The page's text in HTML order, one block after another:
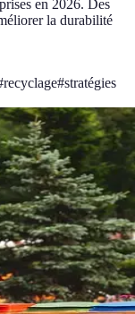
en 2026. Des
la durabilité
recyclage#stratégies